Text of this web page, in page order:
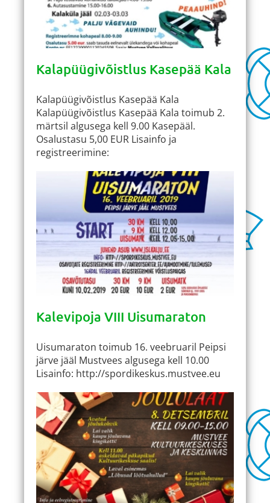
Kalapüügivõistlus Kasepää Kala
Kalapüügivõistlus Kasepää Kala
Kalapüügivõistlus Kasepää Kala toimub 2.
märtsil algusega kell 9.00 Kasepääl.
Osalustasu 5,00 EUR Lisainfo ja
registreerimine:
Kalevipoja VIII Uisumaraton
Uisumaraton toimub 16. veebruaril Peipsi
järve jääl Mustvees algusega kell 10.00
Lisainfo: http://spordikeskus.mustvee.eu